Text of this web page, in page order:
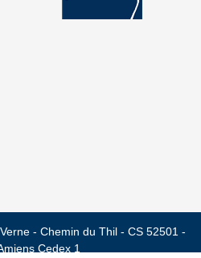
- Chemin du Thil - CS 52501 -
Cedex 1